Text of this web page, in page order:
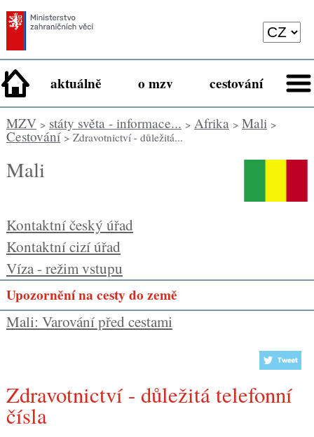
aktuálně o mzv cestování
MZV> státy světa - informace... > Afrika> Mali>
Cestování> Zdravotnictví - důležitá...
Mali
Kontaktní český úřad
Kontaktní cizí úřad
Víza - režim vstupu
Upozornění na cesty do země
Mali: Varování před cestami
Zdravotnictví - důležitá telefonní
čísla